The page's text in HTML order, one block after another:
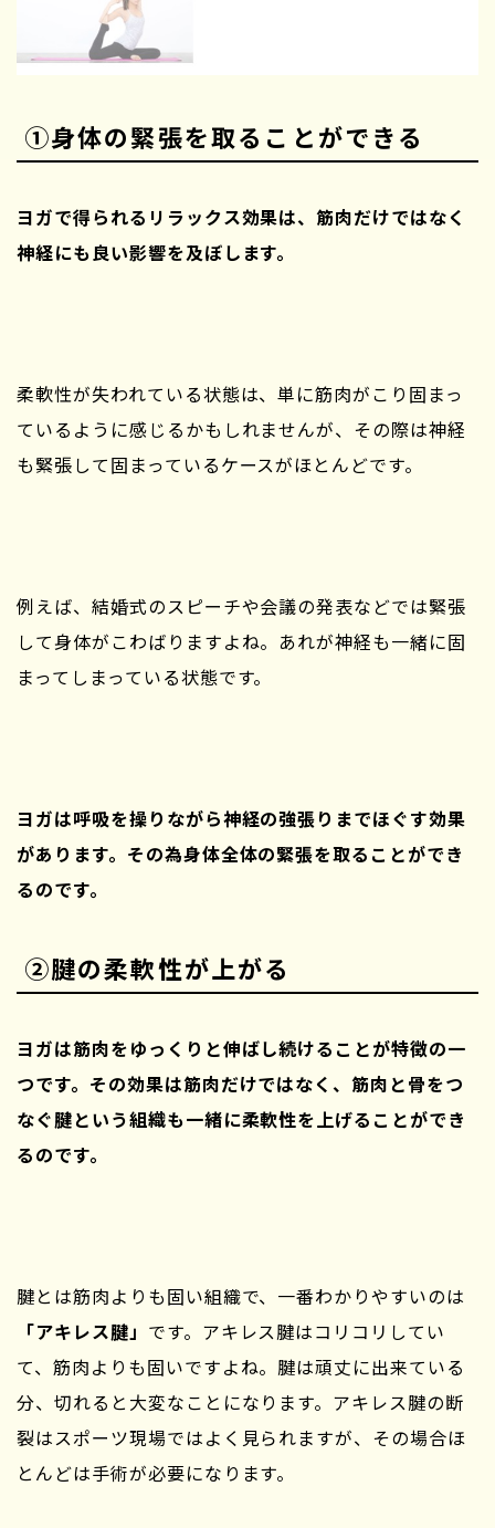
①身体の緊張を取ることができる
ヨガで得られるリラックス効果は、筋肉だけではなく
神経にも良い影響を及ぼします。
柔軟性が失われている状態は、単に筋肉がこり固まっ
ているように感じるかもしれませんが、その際は神経
も緊張して固まっているケースがほとんどです。
例えば、結婚式のスピーチや会議の発表などでは緊張
して身体がこわばりますよね。あれが神経も一緒に固
まってしまっている状態です。
ヨガは呼吸を操りながら神経の強張りまでほぐす効果
があります。その為身体全体の緊張を取ることができ
るのです。
②腱の柔軟性が上がる
ヨガは筋肉をゆっくりと伸ばし続けることが特徴の一
つです。その効果は筋肉だけではなく、筋肉と骨をつ
なぐ腱という組織も一緒に柔軟性を上げることができ
るのです。
腱とは筋肉よりも固い組織で、一番わかりやすいのは
「アキレス腱」 です。アキレス腱はコリコリしてい
て、筋肉よりも固いですよね。腱は頑丈に出来ている
分、切れると大変なことになります。アキレス腱の断
裂はスポーツ現場ではよく見られますが、その場合ほ
とんどは手術が必要になります。